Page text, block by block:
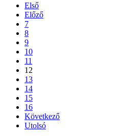
Első
Előző
7
8
9
10
11
12
13
14
15
16
Következő
Utolsó